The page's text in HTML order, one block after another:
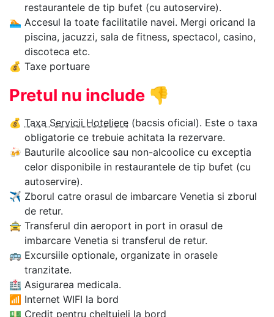
restaurantele de tip bufet (cu autoservire).
🏊‍ Accesul la toate facilitatile navei. Mergi oricand la
piscina, jacuzzi, sala de fitness, spectacol, casino,
discoteca etc.
💰 Taxe portuare
Pretul nu include 👎
💰 Taxa Servicii Hoteliere (bacsis oficial). Este o taxa
obligatorie ce trebuie achitata la rezervare.
🍻 Bauturile alcoolice sau non-alcoolice cu exceptia
celor disponibile in restaurantele de tip bufet (cu
autoservire).
✈ Zborul catre orasul de imbarcare Venetia si zborul
de retur.
🚖 Transferul din aeroport in port in orasul de
imbarcare Venetia si transferul de retur.
🚌 Excursiile optionale, organizate in orasele
tranzitate.
🏥 Asigurarea medicala.
📶 Internet WIFI la bord
💵 Credit pentru cheltuieli la bord